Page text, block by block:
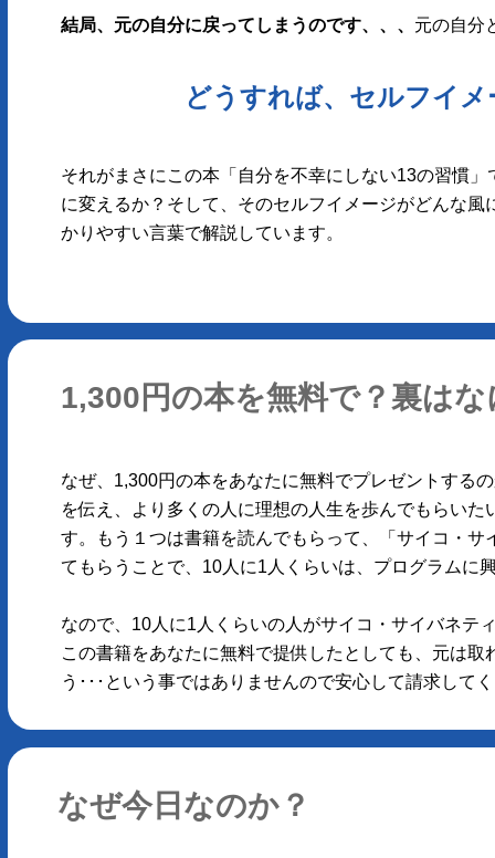
結局、元の自分に戻ってしまうのです、、、 元の自分
どうすれば、セルフイ
それがまさにこの本「自分を不幸にしない13の習慣
に変えるか？そして、そのセルフイメージがどんな
かりやすい言葉で解説しています。
1,300円の本を無料で？裏はな
なぜ、1,300円の本をあなたに無料でプレゼントする
を伝え、より多くの人に理想の人生を歩んでもらい
す。もう１つは書籍を読んでもらって、「サイコ・
てもらうことで、10人に1人くらいは、プログラムに
なので、10人に1人くらいの人がサイコ・サイバネテ
この書籍をあなたに無料で提供したとしても、元は
う･･･という事ではありませんので安心して請求して
なぜ今日なのか？